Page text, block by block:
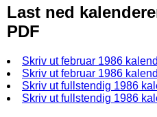
Last ned
PDF
Skriv ut februar 1986
Skriv ut februar 1986
Skriv ut fullstendig 1986
Skriv ut fullstendig 1986